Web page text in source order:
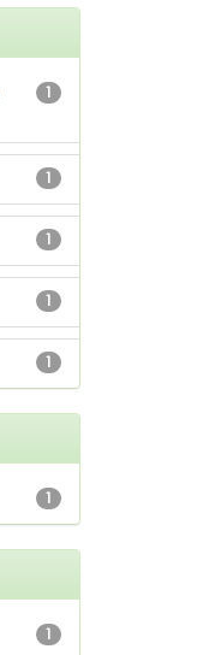
1
1
1
1
1
1
1